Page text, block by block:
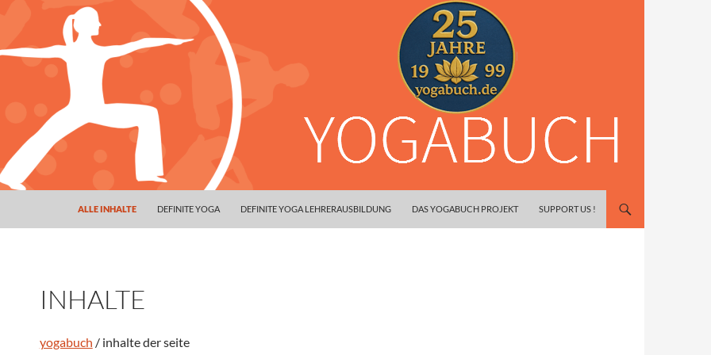
ALLE INHALTE DEFINITE YOGA DEFINITE YOGA LEHRERAUSBILDUNG DAS YOGABUCH PROJEKT SUPPORT US !
INHALTE
yogabuch / inhalte der seite